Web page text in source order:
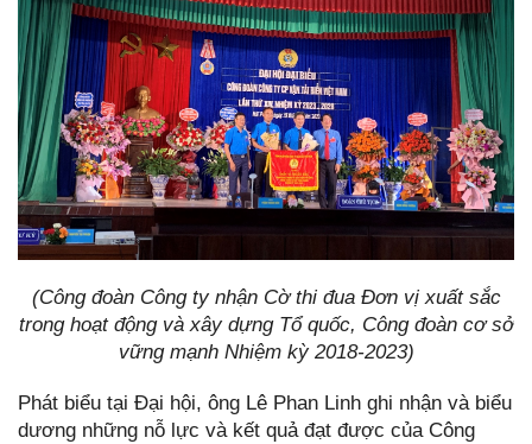
(Công đoàn Công ty nhận Cờ thi đua Đơn vị xuất sắc
trong hoạt động và xây dựng Tổ quốc, Công đoàn cơ sở
vững mạnh Nhiệm kỳ 2018-2023)
Phát biểu tại Đại hội, ông Lê Phan Linh ghi nhận và biểu
dương những nỗ lực và kết quả đạt được của Công